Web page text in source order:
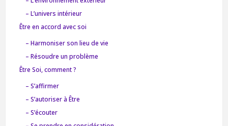
– L’univers intérieur
Être en accord avec soi
– Harmoniser son lieu de vie
– Résoudre un problème
Être Soi, comment ?
– S’affirmer
– S’autoriser à Être
– S’écouter